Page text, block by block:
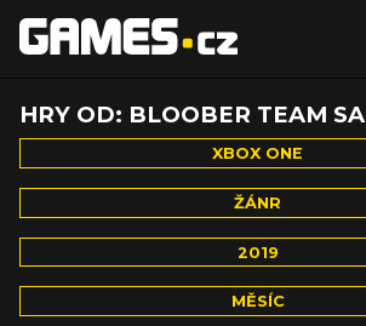
HRY OD: BLOOBER TEAM SA
XBOX ONE
ŽÁNR
2019
MĚSÍC